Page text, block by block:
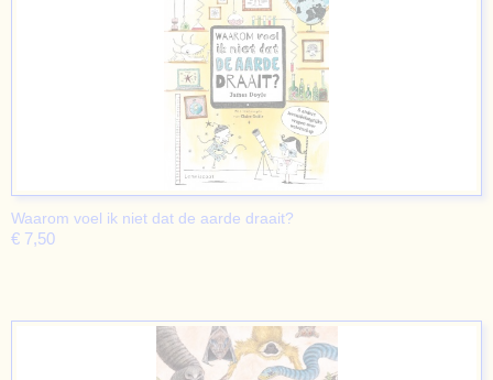
Waarom voel ik niet dat de aarde draait?
€ 7,50